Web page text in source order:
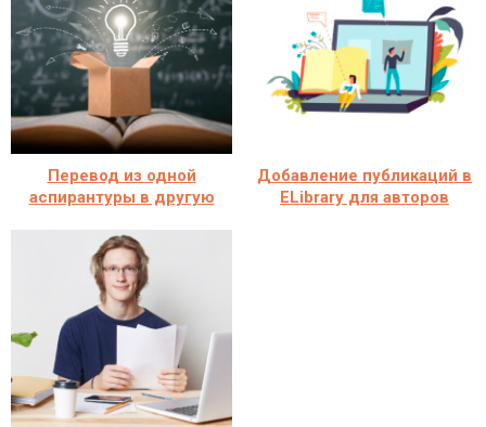
Перевод из одной
аспирантуры в другую
Добавление публикаций в
ELibrary для авторов